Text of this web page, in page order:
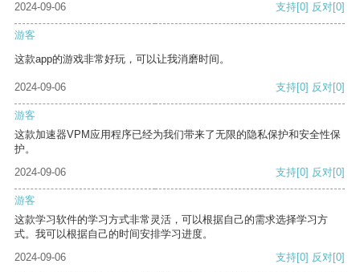
2024-09-06 支持[0] 反对[0]
游客
这款app的游戏非常好玩，可以让我消磨时间。
2024-09-06 支持[0] 反对[0]
游客
这款加速器VPM应用程序已经为我们带来了无限的隐私保护和安全性保
护。
2024-09-06
支持[0] 反对[0]
游客
这款学习软件的学习方式非常灵活，可以根据自己的需求选择学习方
式。我可以根据自己的时间安排学习进度。
2024-09-06
支持[0] 反对[0]